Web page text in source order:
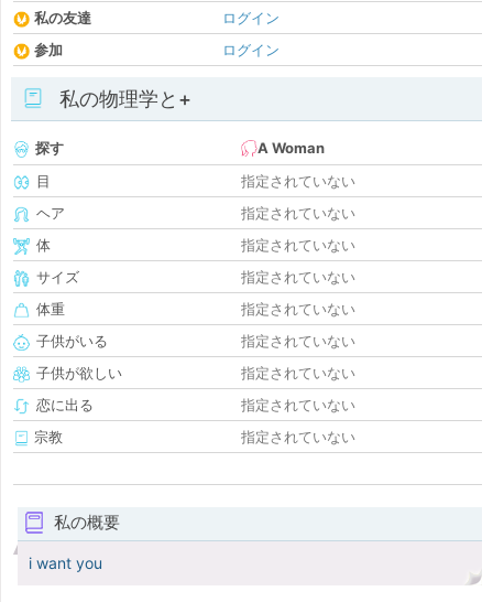
私の友達
ログイン
参加
ログイン
私の物理学と+
探す
A Woman
目
指定されていない
ヘア
指定されていない
体
指定されていない
サイズ
指定されていない
体重
指定されていない
子供がいる
指定されていない
子供が欲しい
指定されていない
恋に出る
指定されていない
宗教
指定されていない
私の概要
i want you